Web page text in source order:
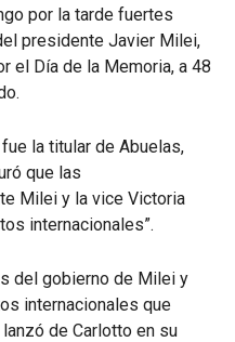
por la tarde fuertes
presidente Javier Milei,
el Día de la Memoria, a 48
la titular de Abuelas,
que las
Milei y la vice Victoria
internacionales”.
del gobierno de Milei y
internacionales que
de Carlotto en su